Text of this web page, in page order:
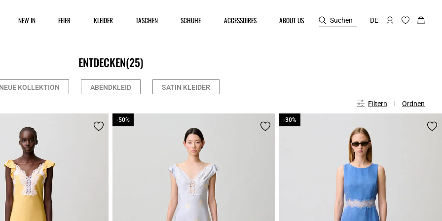
NEW IN FEIER KLEIDER TASCHEN SCHUHE ACCESSOIRES ABOUT US Suchen DE
ENTDECKEN(25)
KOLLEKTION ABENDKLEID SATIN KLEIDER
Filtern Ordnen
-50%
-50% -30%
-30%